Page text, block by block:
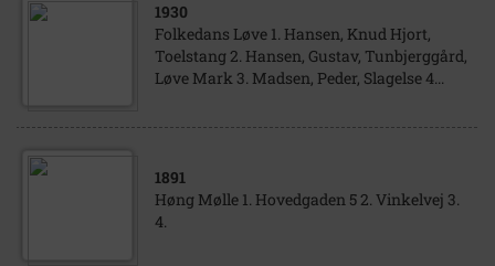
1930
Folkedans Løve 1. Hansen, Knud Hjort,
Toelstang 2. Hansen, Gustav, Tunbjerggård,
Løve Mark 3. Madsen, Peder, Slagelse 4...
1891
Høng Mølle 1. Hovedgaden 5 2. Vinkelvej 3.
4.